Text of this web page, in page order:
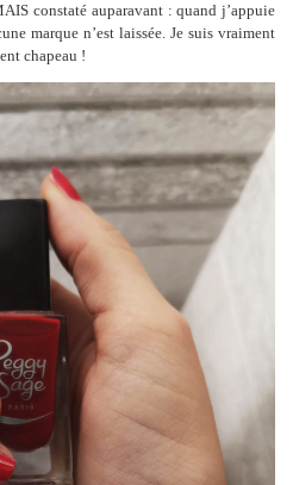
constaté auparavant : quand j’appuie
marque n’est laissée. Je suis vraiment
chapeau !